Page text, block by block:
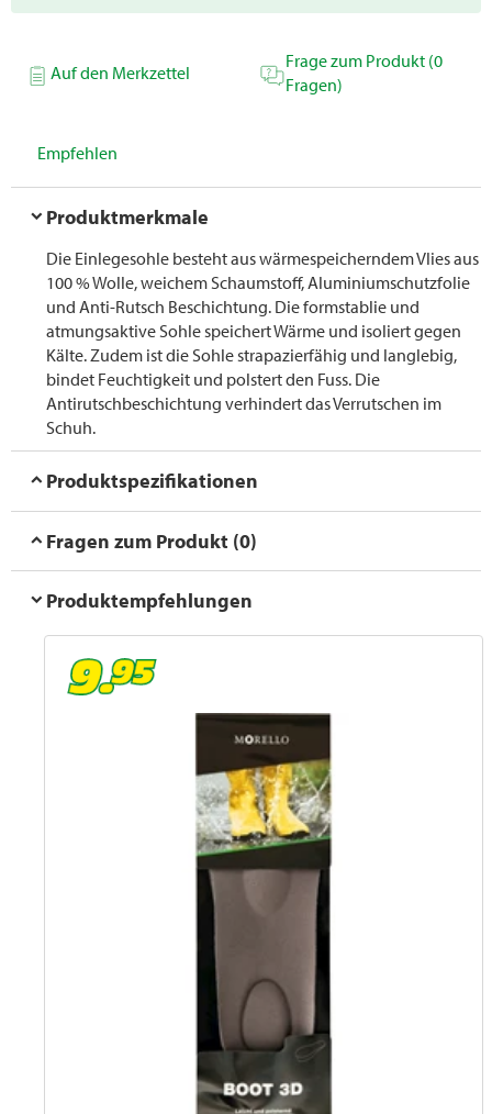
Auf den Merkzettel
Frage zum Produkt (0
Fragen)
Empfehlen
Produktmerkmale
Die Einlegesohle besteht aus wärmespeicherndem Vlies aus
100 % Wolle, weichem Schaumstoff, Aluminiumschutzfolie
und Anti-Rutsch Beschichtung. Die formstablie und
atmungsaktive Sohle speichert Wärme und isoliert gegen
Kälte. Zudem ist die Sohle strapazierfähig und langlebig,
bindet Feuchtigkeit und polstert den Fuss. Die
Antirutschbeschichtung verhindert das Verrutschen im
Schuh.
Produktspezifikationen
Fragen zum Produkt (0)
Produktempfehlungen